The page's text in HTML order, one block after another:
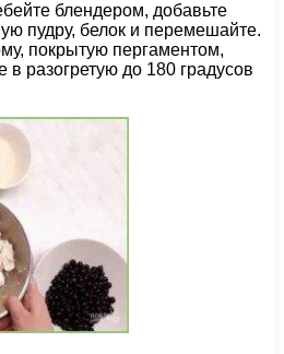
блендером, добавьте
пудру, белок и перемешайте.
покрытую пергаментом,
в разогретую до 180 градусов